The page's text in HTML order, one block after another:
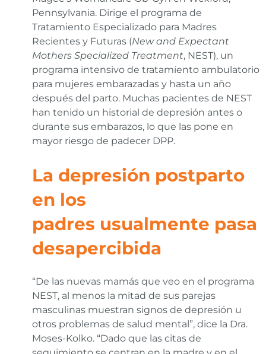
Pennsylvania. Dirige el programa de
Tratamiento Especializado para Madres
Recientes y Futuras (New and Expectant
Mothers Specialized Treatment, NEST), un
programa intensivo de tratamiento ambulatorio
para mujeres embarazadas y hasta un año
después del parto. Muchas pacientes de NEST
han tenido un historial de depresión antes o
durante sus embarazos, lo que las pone en
mayor riesgo de padecer DPP.
La depresión postparto
en los
padres usualmente pasa
desapercibida
“De las nuevas mamás que veo en el programa
NEST, al menos la mitad de sus parejas
masculinas muestran signos de depresión u
otros problemas de salud mental”, dice la Dra.
Moses-Kolko. “Dado que las citas de